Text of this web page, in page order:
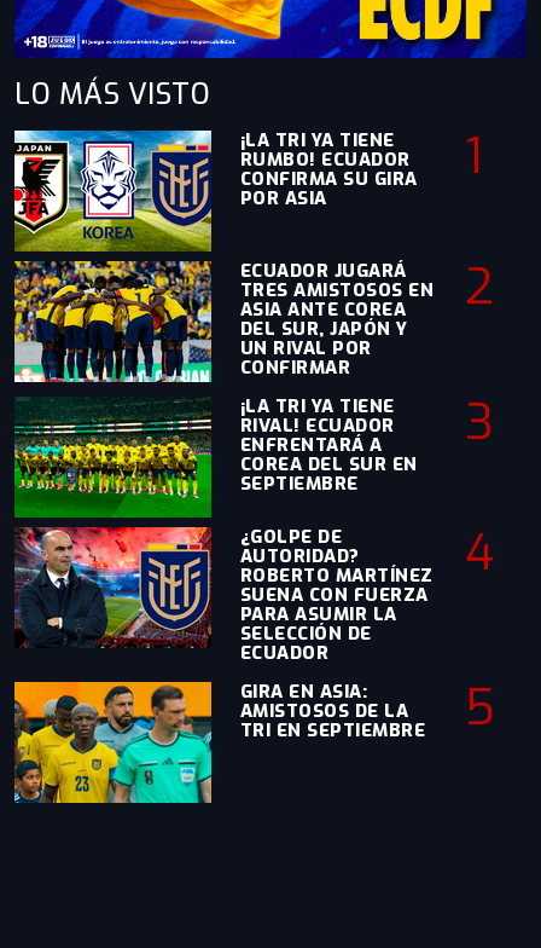
LO MÁS VISTO
¡LA TRI YA TIENE
RUMBO! ECUADOR
CONFIRMA SU GIRA
POR ASIA
1
ECUADOR JUGARÁ
TRES AMISTOSOS EN
ASIA ANTE COREA
DEL SUR, JAPÓN Y
UN RIVAL POR
CONFIRMAR
2
¡LA TRI YA TIENE
RIVAL! ECUADOR
ENFRENTARÁ A
COREA DEL SUR EN
SEPTIEMBRE
3
¿GOLPE DE
AUTORIDAD?
ROBERTO MARTÍNEZ
SUENA CON FUERZA
PARA ASUMIR LA
SELECCIÓN DE
ECUADOR
4
GIRA EN ASIA:
AMISTOSOS DE LA
TRI EN SEPTIEMBRE
5